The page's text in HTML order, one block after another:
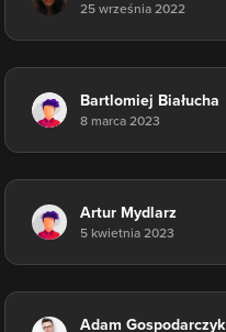
25 września 2022
Bartlomiej Białucha
8 marca 2023
Artur Mydlarz
5 kwietnia 2023
Adam Gospodarczyk